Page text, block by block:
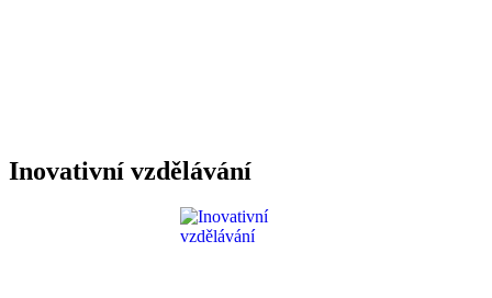
Inovativní vzdělávání